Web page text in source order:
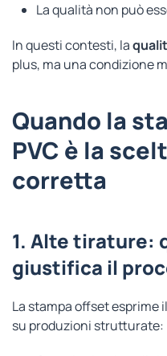
La qualità non può
In questi contesti, la
plus, ma una condizione
Quando la
PVC è la
corretta
1. Alte tirature:
giustifica il
La stampa offset esprime
su produzioni strutturate: